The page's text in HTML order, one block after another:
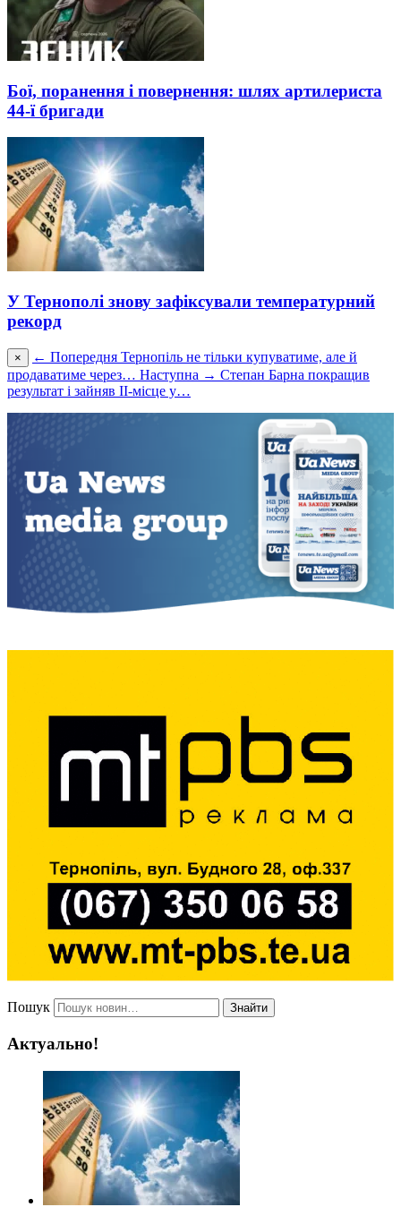
Бої, поранення і повернення: шлях артилериста
44-ї бригади
У Тернополі знову зафіксували температурний
рекорд
× ← Попередня Тернопіль не тільки купуватиме, але й
продаватиме через… Наступна → Степан Барна покращив
результат і зайняв ІІ-місце у…
Пошук Знайти
Актуально!